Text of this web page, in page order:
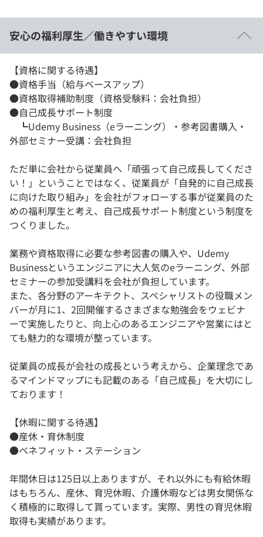
安心の福利厚生／働きやすい環境
【資格に関する待遇】
●資格手当（給与ベースアップ）
●資格取得補助制度（資格受験料：会社負担）
●自己成長サポート制度
┗Udemy Business（eラーニング）・参考図書購入・
外部セミナー受講：会社負担
ただ単に会社から従業員へ「頑張って自己成長してくださ
い！」ということではなく、従業員が「自発的に自己成長
に向けた取り組み」を会社がフォローする事が従業員のた
めの福利厚生と考え、自己成長サポート制度という制度を
つくりました。
業務や資格取得に必要な参考図書の購入や、Udemy
Businessというエンジニアに大人気のeラーニング、外部
セミナーの参加受講料を会社が負担しています。
また、各分野のアーキテクト、スペシャリストの役職メン
バーが月に1、2回開催するさまざまな勉強会をウェビナ
ーで実施したりと、向上心のあるエンジニアや営業にはと
ても魅力的な環境が整っています。
従業員の成長が会社の成長という考えから、企業理念であ
るマインドマップにも記載のある「自己成長」を大切にし
ております！
【休暇に関する待遇】
●産休・育休制度
●ベネフィット・ステーション
年間休日は125日以上ありますが、それ以外にも有給休暇
はもちろん、産休、育児休暇、介護休暇などは男女関係な
く積極的に取得して貰っています。実際、男性の育児休暇
取得も実績があります。